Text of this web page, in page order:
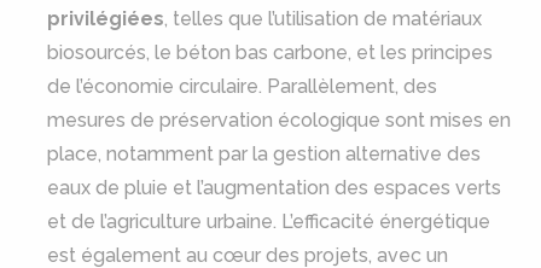
privilégiées, telles que l’utilisation de matériaux
biosourcés, le béton bas carbone, et les principes
de l’économie circulaire. Parallèlement, des
mesures de préservation écologique sont mises en
place, notamment par la gestion alternative des
eaux de pluie et l’augmentation des espaces verts
et de l’agriculture urbaine. L’efficacité énergétique
est également au cœur des projets, avec un